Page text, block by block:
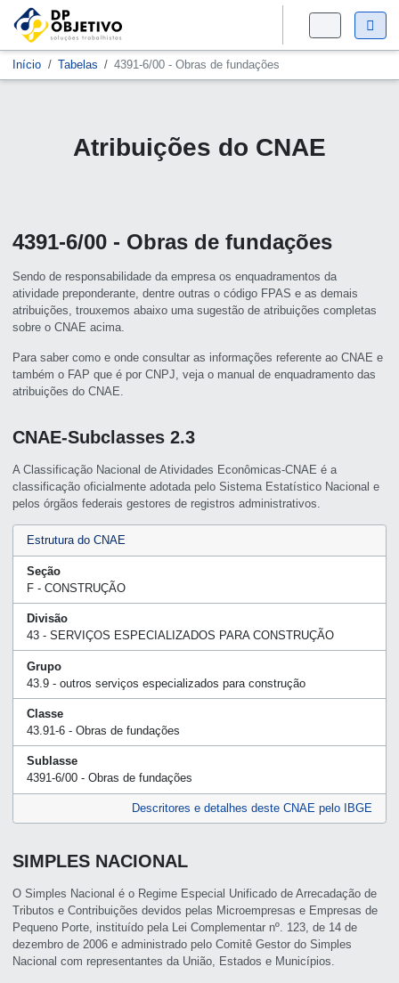
Início Tabelas 4391-6/00 - Obras de fundações
Atribuições do CNAE
4391-6/00 - Obras de fundações
Sendo de responsabilidade da empresa os enquadramentos da
atividade preponderante, dentre outras o código FPAS e as demais
atribuições, trouxemos abaixo uma sugestão de atribuições completas
sobre o CNAE acima.
Para saber como e onde consultar as informações referente ao CNAE e
também o FAP que é por CNPJ, veja o manual de enquadramento das
atribuições do CNAE.
CNAE-Subclasses 2.3
A Classificação Nacional de Atividades Econômicas-CNAE é a
classificação oficialmente adotada pelo Sistema Estatístico Nacional e
pelos órgãos federais gestores de registros administrativos.
Estrutura do CNAE
Seção
F - CONSTRUÇÃO
Divisão
43 - SERVIÇOS ESPECIALIZADOS PARA CONSTRUÇÃO
Grupo
43.9 - outros serviços especializados para construção
Classe
43.91-6 - Obras de fundações
Sublasse
4391-6/00 - Obras de fundações
Descritores e detalhes deste CNAE pelo IBGE
SIMPLES NACIONAL
O Simples Nacional é o Regime Especial Unificado de Arrecadação de
Tributos e Contribuições devidos pelas Microempresas e Empresas de
Pequeno Porte, instituído pela Lei Complementar nº. 123, de 14 de
dezembro de 2006 e administrado pelo Comitê Gestor do Simples
Nacional com representantes da União, Estados e Municípios.